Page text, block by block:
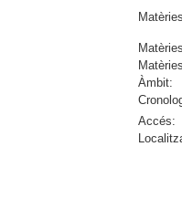
Àmbit:
Accés: